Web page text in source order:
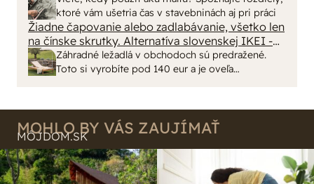
ktoré vám ušetria čas v stavebninách aj pri práci
malty - pevnosť 40 Mpa a doba schnutia tak 15
minut , k tomu vodotesné s kryštálikou. A rozdiel
- schnutie a zretie. Nič?
Záhradné ležadlá v obchodoch sú predražené.
Toto si vyrobíte pod 140 eur a je oveľa
Žiadne čapovanie alebo zadlabávanie, všetko len
na čínske skrutky. Alternatíva slovenskej IKEI -
čo sa týka pevnosti. Autor si nedal veľa námahy s
remeselným spracovaním, škoda. No lepšie než
MOHLO BY VÁS ZAUJÍMAŤ
MÔJDOM.SK